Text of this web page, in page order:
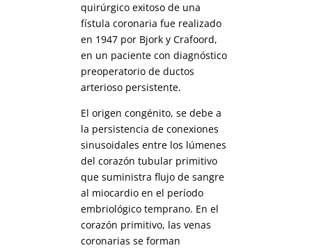
quirúrgico exitoso de una
fístula coronaria fue realizado
en 1947 por Bjork y Crafoord,
en un paciente con diagnóstico
preoperatorio de ductos
arterioso persistente.
El origen congénito, se debe a
la persistencia de conexiones
sinusoidales entre los lúmenes
del corazón tubular primitivo
que suministra flujo de sangre
al miocardio en el período
embriológico temprano. En el
corazón primitivo, las venas
coronarias se forman